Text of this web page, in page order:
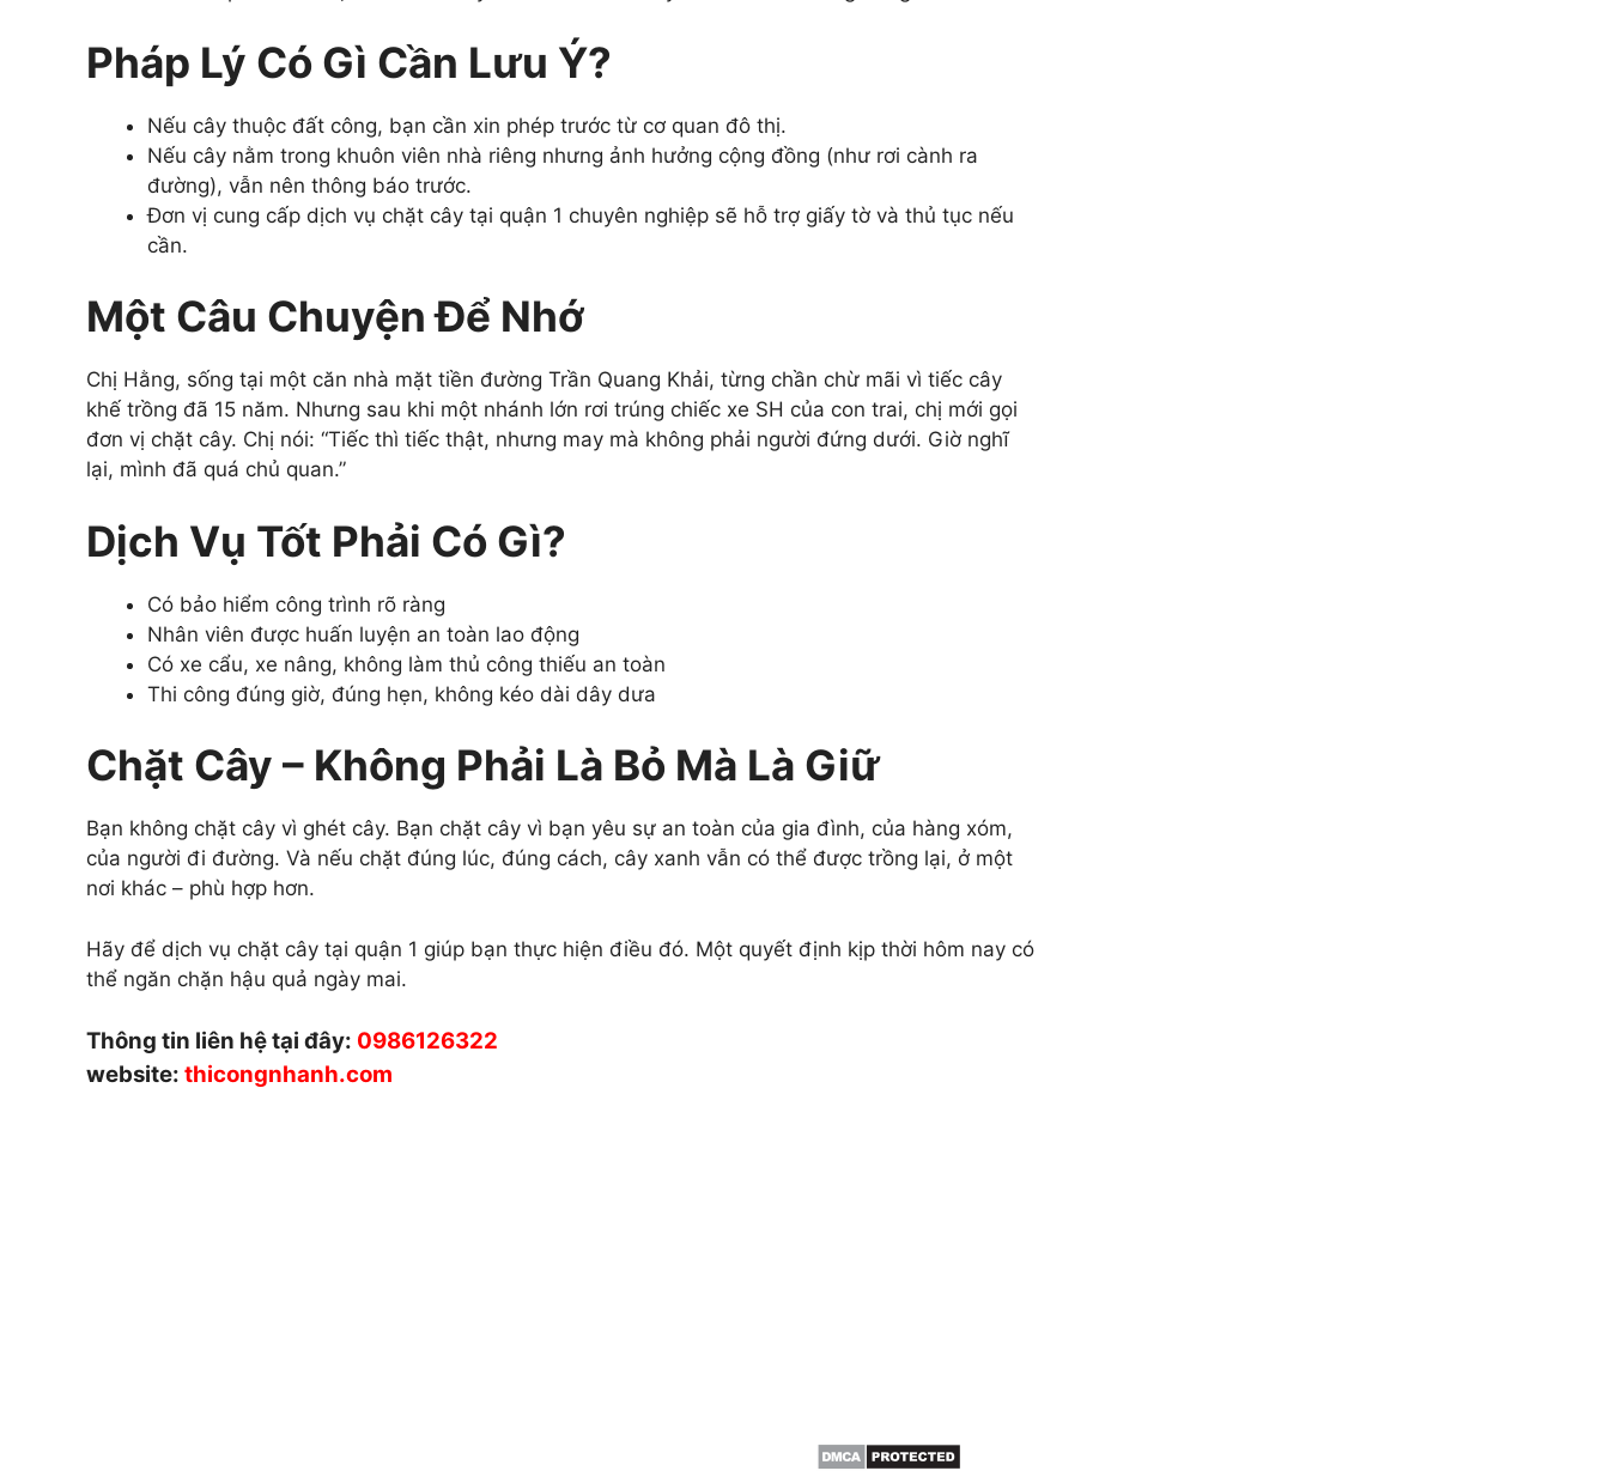
Pháp Lý Có Gì Cần Lưu Ý?
Nếu cây thuộc đất công, bạn cần xin phép trước từ cơ quan đô thị.
Nếu cây nằm trong khuôn viên nhà riêng nhưng ảnh hưởng cộng đồng (như rơi cành ra
đường), vẫn nên thông báo trước.
Đơn vị cung cấp dịch vụ chặt cây tại quận 1 chuyên nghiệp sẽ hỗ trợ giấy tờ và thủ tục nếu
cần.
Một Câu Chuyện Để Nhớ
Chị Hằng, sống tại một căn nhà mặt tiền đường Trần Quang Khải, từng chần chừ mãi vì tiếc cây
khế trồng đã 15 năm. Nhưng sau khi một nhánh lớn rơi trúng chiếc xe SH của con trai, chị mới gọi
đơn vị chặt cây. Chị nói: “Tiếc thì tiếc thật, nhưng may mà không phải người đứng dưới. Giờ nghĩ
lại, mình đã quá chủ quan.”
Dịch Vụ Tốt Phải Có Gì?
Có bảo hiểm công trình rõ ràng
Nhân viên được huấn luyện an toàn lao động
Có xe cẩu, xe nâng, không làm thủ công thiếu an toàn
Thi công đúng giờ, đúng hẹn, không kéo dài dây dưa
Chặt Cây – Không Phải Là Bỏ Mà Là Giữ
Bạn không chặt cây vì ghét cây. Bạn chặt cây vì bạn yêu sự an toàn của gia đình, của hàng xóm,
của người đi đường. Và nếu chặt đúng lúc, đúng cách, cây xanh vẫn có thể được trồng lại, ở một
nơi khác – phù hợp hơn.
Hãy để dịch vụ chặt cây tại quận 1 giúp bạn thực hiện điều đó. Một quyết định kịp thời hôm nay có
thể ngăn chặn hậu quả ngày mai.
Thông tin liên hệ tại đây: 0986126322
website: thicongnhanh.com